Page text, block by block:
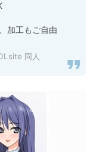
加工もご自由
同人